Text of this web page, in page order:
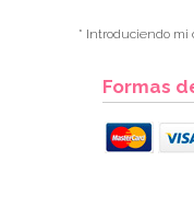
* Introduciendo mi
Formas